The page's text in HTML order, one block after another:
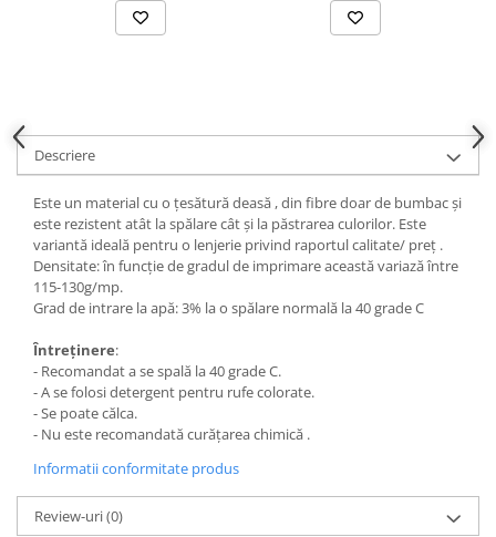
Descriere
Este un material cu o țesătură deasă , din fibre doar de bumbac și
este rezistent atât la spălare cât și la păstrarea culorilor. Este
variantă ideală pentru o lenjerie privind raportul calitate/ preț .
Densitate: în funcție de gradul de imprimare această variază între
115-130g/mp.
Grad de intrare la apă: 3% la o spălare normală la 40 grade C
Întreținere:
- Recomandat a se spală la 40 grade C.
- A se folosi detergent pentru rufe colorate.
- Se poate călca.
- Nu este recomandată curățarea chimică .
Informatii conformitate produs
Review-uri(0)